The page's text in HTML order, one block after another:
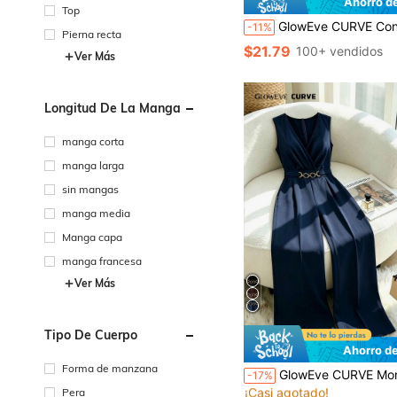
Top
Pierna recta
Ver Más
Longitud De La Manga
manga corta
manga larga
sin mangas
manga media
Manga capa
manga francesa
Ver Más
Tipo De Cuerpo
Forma de manzana
Pera
-11% GlowEve CURVE Conjunto de 2 piezas de blusa y pantalones para mujer, color liso, decoración de hombros con diseño floral 3D, cuello drapeado, elegante, encantador, casual, de moda para ir al trabajo, estilo francés, vintage, versátil, para
$21.79 100+ vendidos
Ahorro
-17% GlowEve CURVE Mono elegante de mujer talla grande, color liso, cuello en V, sin mangas, con decoración dorada, hebilla en la cintura, cintura ceñida y pierna
#8 Más vendidos
¡Casi agotado!